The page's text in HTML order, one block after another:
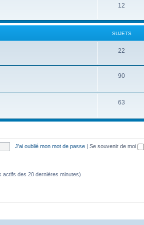
12
SUJETS
22
90
63
J’ai oublié mon mot de passe | Se souvenir de moi
actifs des 20 dernières minutes)